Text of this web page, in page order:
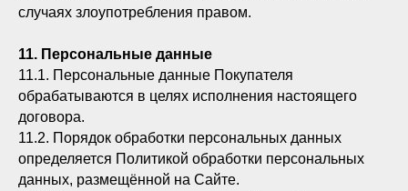
случаях злоупотребления правом.
11. Персональные данные
11.1. Персональные данные Покупателя
обрабатываются в целях исполнения настоящего
договора.
11.2. Порядок обработки персональных данных
определяется Политикой обработки персональных
данных, размещённой на Сайте.